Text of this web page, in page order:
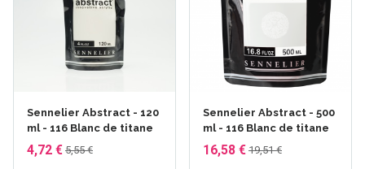
Sennelier Abstract - 120
ml - 116 Blanc de titane
4,72 € 5,55 €
Sennelier Abstract - 500
ml - 116 Blanc de titane
16,58 € 19,51 €